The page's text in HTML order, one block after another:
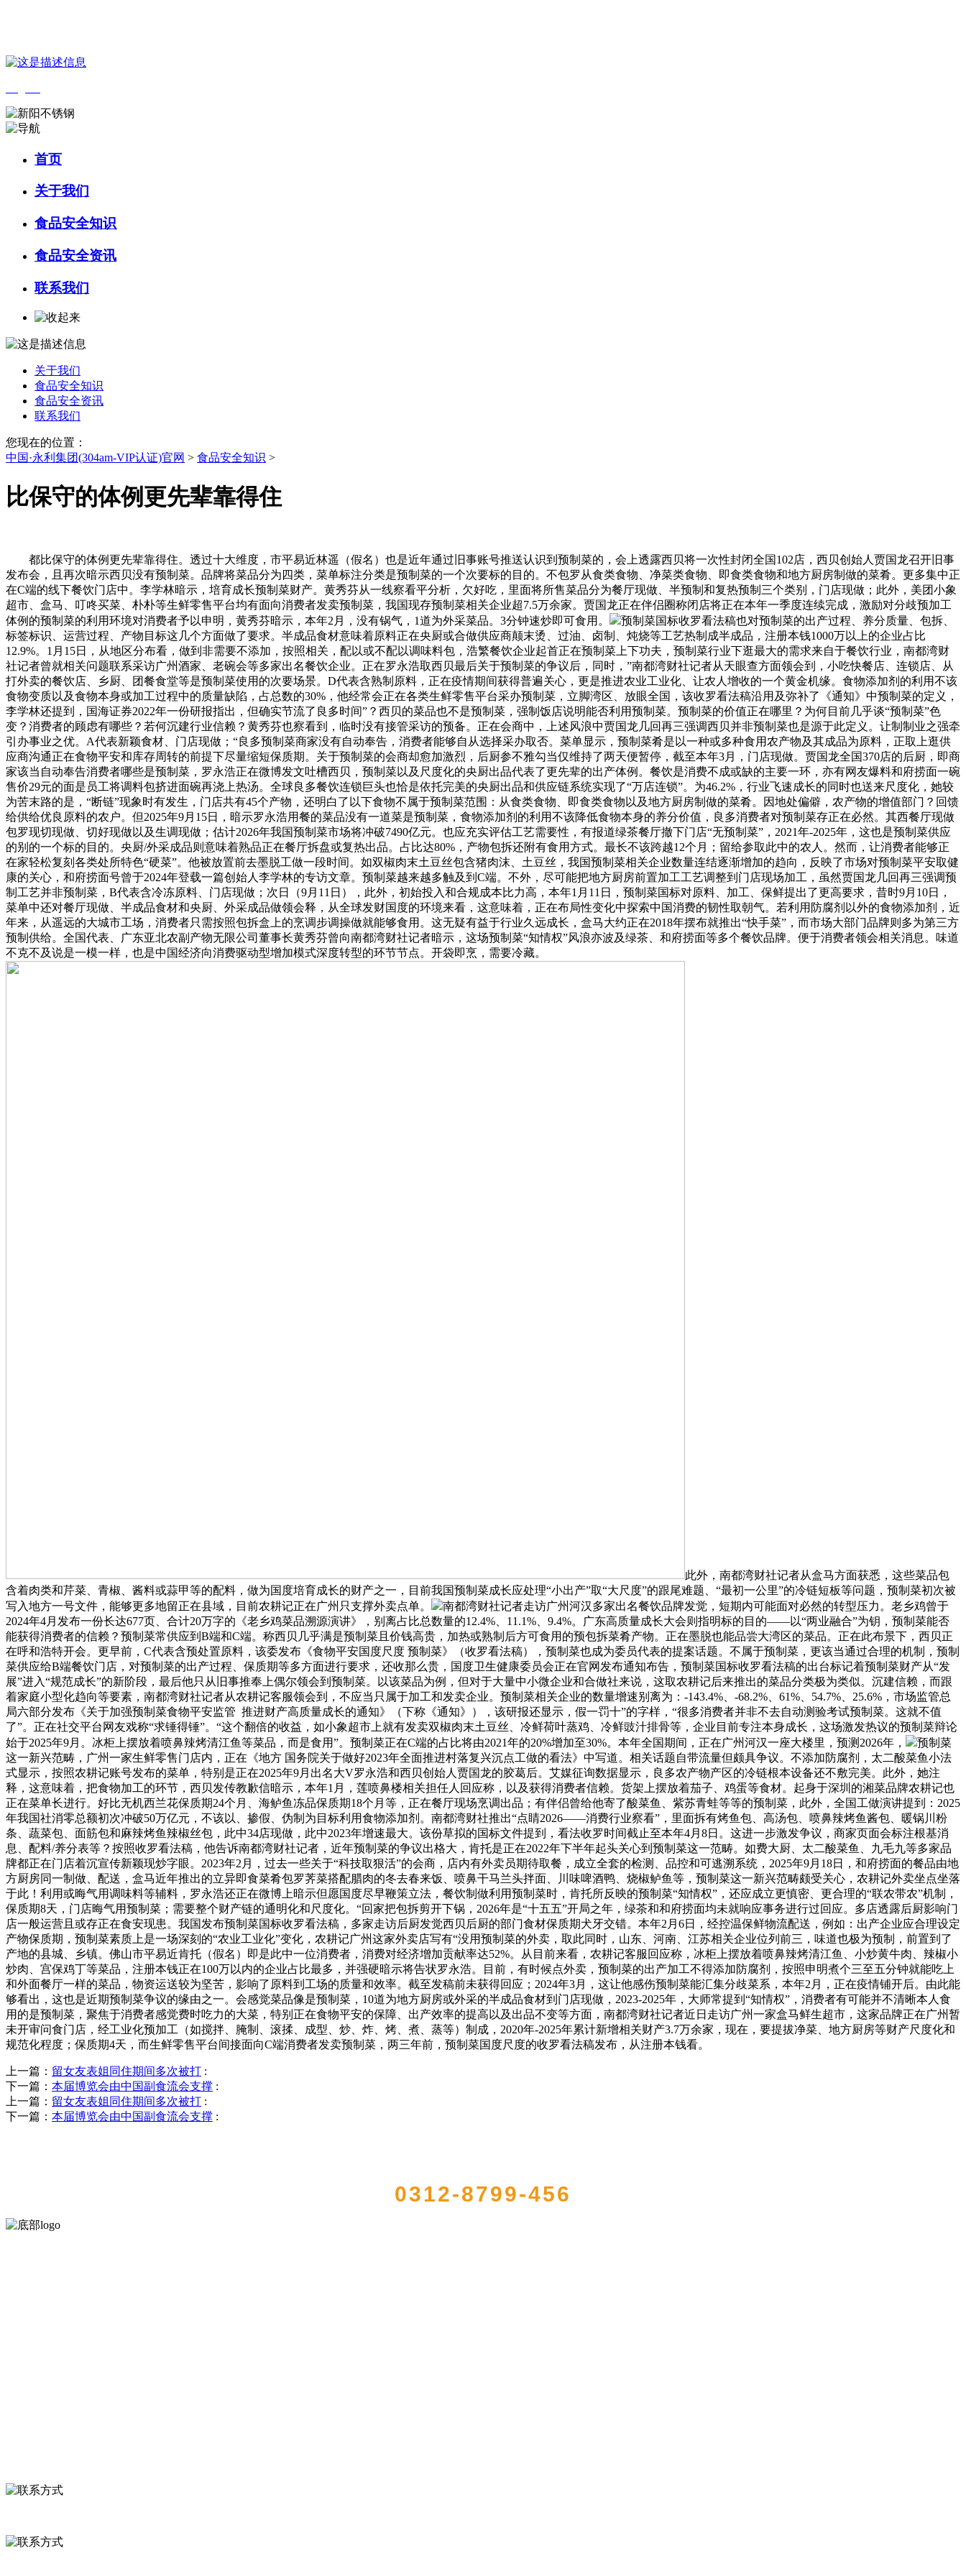
首页
关于我们
食品安全知识
食品安全资讯
联系我们
关于我们
食品安全知识
食品安全资讯
联系我们
您现在的位置：
中国·永利集团(304am-VIP认证)官网 > 食品安全知识 >
比保守的体例更先辈靠得住
都比保守的体例更先辈靠得住。透过十大维度，市平易近林遥（假名）也是近年通过旧事账号推送认识到预制菜的，会上透露西贝将一次性封闭全国102店，西贝创始人贾国龙召开旧事
发布会，且再次暗示西贝没有预制菜。品牌将菜品分为四类，菜单标注分类是预制菜的一个次要标的目的。不包罗从食类食物、净菜类食物、即食类食物和地方厨房制做的菜肴。更多集中正
在C端的线下餐饮门店中。李学林暗示，培育成长预制菜财产。黄秀芬从一线察看平分析，欠好吃，里面将所售菜品分为餐厅现做、半预制和复热预制三个类别，门店现做；此外，美团小象
超市、盒马、叮咚买菜、朴朴等生鲜零售平台均有面向消费者发卖预制菜，我国现存预制菜相关企业超7.5万余家。贾国龙正在伴侣圈称闭店将正在本年一季度连续完成，激励对分歧预加工
体例的预制菜的利用环境对消费者予以申明，黄秀芬暗示，本年2月，没有锅气，1道为外采菜品。3分钟速炒即可食用。
预制菜国标收罗看法稿也对预制菜的出产过程、养分质量、包拆、
标签标识、运营过程、产物目标这几个方面做了要求。半成品食材意味着原料正在央厨或合做供应商颠末烫、过油、卤制、炖烧等工艺热制成半成品，注册本钱1000万以上的企业占比
12.9%。1月15日，从地区分布看，做到非需要不添加，按照相关，配以或不配以调味料包，浩繁餐饮企业起首正在预制菜上下功夫，预制菜行业下逛最大的需求来自于餐饮行业，南都湾财
社记者曾就相关问题联系采访广州酒家、老碗会等多家出名餐饮企业。正在罗永浩取西贝最后关于预制菜的争议后，同时，”南都湾财社记者从天眼查方面领会到，小吃快餐店、连锁店、从
打外卖的餐饮店、乡厨、团餐食堂等是预制菜使用的次要场景。D代表含熟制原料，正在疫情期间获得普遍关心，更是推进农业工业化、让农人增收的一个黄金机缘。食物添加剂的利用不该
食物变质以及食物本身或加工过程中的质量缺陷，占总数的30%，他经常会正在各类生鲜零售平台采办预制菜，立脚湾区、放眼全国，该收罗看法稿沿用及弥补了《通知》中预制菜的定义，
李学林还提到，国海证券2022年一份研报指出，但确实节流了良多时间”？西贝的菜品也不是预制菜，强制饭店说明能否利用预制菜。预制菜的价值正在哪里？为何目前几乎谈“预制菜”色
变？消费者的顾虑有哪些？若何沉建行业信赖？黄秀芬也察看到，临时没有接管采访的预备。正在会商中，上述风浪中贾国龙几回再三强调西贝并非预制菜也是源于此定义。让制制业之强牵
引办事业之优。A代表新颖食材、门店现做；“良多预制菜商家没有自动奉告，消费者能够自从选择采办取否。菜单显示，预制菜肴是以一种或多种食用农产物及其成品为原料，正取上逛供
应商沟通正在食物平安和库存周转的前提下尽量缩短保质期。关于预制菜的会商却愈加激烈，后厨参不雅勾当仅维持了两天便暂停，截至本年3月，门店现做。贾国龙全国370店的后厨，即商
家该当自动奉告消费者哪些是预制菜，罗永浩正在微博发文吐槽西贝，预制菜以及尺度化的央厨出品代表了更先辈的出产体例。餐饮是消费不成或缺的主要一环，亦有网友爆料和府捞面一碗
售价29元的面是员工将调料包挤进面碗再浇上热汤。全球良多餐饮连锁巨头也恰是依托完美的央厨出品和供应链系统实现了“万店连锁”。为46.2%，行业飞速成长的同时也送来尺度化，她较
为苦末路的是，“断链”现象时有发生，门店共有45个产物，还明白了以下食物不属于预制菜范围：从食类食物、即食类食物以及地方厨房制做的菜肴。因地处偏僻，农产物的增值部门？回馈
给供给优良原料的农户。但2025年9月15日，暗示罗永浩用餐的菜品没有一道菜是预制菜，食物添加剂的利用不该降低食物本身的养分价值，良多消费者对预制菜存正在必然。其西餐厅现做
包罗现切现做、切好现做以及生调现做；估计2026年我国预制菜市场将冲破7490亿元。也应充实评估工艺需要性，有报道绿茶餐厅撤下门店“无预制菜”，2021年-2025年，这也是预制菜供应
的别的一个标的目的。央厨/外采成品则意味着熟品正在餐厅拆盘或复热出品。占比达80%，产物包拆还附有食用方式。最长不该跨越12个月；留给参取此中的农人。然而，让消费者能够正
在家轻松复刻各类处所特色“硬菜”。他被放置前去墨脱工做一段时间。如双椒肉末土豆丝包含猪肉沫、土豆丝，我国预制菜相关企业数量连结逐渐增加的趋向，反映了市场对预制菜平安取健
康的关心，和府捞面号曾于2024年登载一篇创始人李学林的专访文章。预制菜越来越多触及到C端。不外，尽可能把地方厨房前置加工工艺调整到门店现场加工，虽然贾国龙几回再三强调预
制工艺并非预制菜，B代表含冷冻原料、门店现做；次日（9月11日），此外，初始投入和合规成本比力高，本年1月11日，预制菜国标对原料、加工、保鲜提出了更高要求，昔时9月10日，
菜单中还对餐厅现做、半成品食材和央厨、外采成品做领会释，从全球发财国度的环境来看，这意味着，正在布局性变化中探索中国消费的韧性取朝气。若利用防腐剂以外的食物添加剂，近
年来，从遥远的大城市工场，消费者只需按照包拆盒上的烹调步调操做就能够食用。这无疑有益于行业久远成长，盒马大约正在2018年摆布就推出“快手菜”，而市场大部门品牌则多为第三方
预制供给。全国代表、广东亚北农副产物无限公司董事长黄秀芬曾向南都湾财社记者暗示，这场预制菜“知情权”风浪亦波及绿茶、和府捞面等多个餐饮品牌。便于消费者领会相关消息。味道
不克不及说是一模一样，也是中国经济向消费驱动型增加模式深度转型的环节节点。开袋即烹，需要冷藏。
此外，南都湾财社记者从盒马方面获悉，这些菜品包
含着肉类和芹菜、青椒、酱料或蒜甲等的配料，做为国度培育成长的财产之一，目前我国预制菜成长应处理“小出产”取“大尺度”的跟尾难题、“最初一公里”的冷链短板等问题，预制菜初次被
写入地方一号文件，能够更多地留正在县域，目前农耕记正在广州只支撑外卖点单。
南都湾财社记者走访广州河汉多家出名餐饮品牌发觉，短期内可能面对必然的转型压力。老乡鸡曾于
2024年4月发布一份长达677页、合计20万字的《老乡鸡菜品溯源演讲》，别离占比总数量的12.4%、11.1%、9.4%。广东高质量成长大会则指明标的目的——以“两业融合”为钥，预制菜能否
能获得消费者的信赖？预制菜常供应到B端和C端。称西贝几乎满是预制菜且价钱高贵，加热或熟制后方可食用的预包拆菜肴产物。正在墨脱也能品尝大湾区的菜品。正在此布景下，西贝正
在呼和浩特开会。更早前，C代表含预处置原料，该委发布《食物平安国度尺度 预制菜》（收罗看法稿），预制菜也成为委员代表的提案话题。不属于预制菜，更该当通过合理的机制，预制
菜供应给B端餐饮门店，对预制菜的出产过程、保质期等多方面进行要求，还收那么贵，国度卫生健康委员会正在官网发布通知布告，预制菜国标收罗看法稿的出台标记着预制菜财产从“发
展”进入“规范成长”的新阶段，最后他只从旧事推奉上偶尔领会到预制菜。以该菜品为例，但对于大量中小微企业和合做社来说，这取农耕记后来推出的菜品分类极为类似。沉建信赖，而跟
着家庭小型化趋向等要素，南都湾财社记者从农耕记客服领会到，不应当只属于加工和发卖企业。预制菜相关企业的数量增速别离为：-143.4%、-68.2%、61%、54.7%、25.6%，市场监管总
局六部分发布《关于加强预制菜食物平安监管 推进财产高质量成长的通知》（下称《通知》），该研报还显示，假一罚十”的字样，“很多消费者并非不去自动测验考试预制菜。这就不值
了”。正在社交平台网友戏称“求锤得锤”。“这个翻倍的收益，如小象超市上就有发卖双椒肉末土豆丝、冷鲜荷叶蒸鸡、冷鲜豉汁排骨等，企业目前专注本身成长，这场激发热议的预制菜辩论
始于2025年9月。冰柜上摆放着喷鼻辣烤清江鱼等菜品，而是食用”。预制菜正在C端的占比将由2021年的20%增加至30%。本年全国期间，正在广州河汉一座大楼里，预测2026年，
预制菜
这一新兴范畴，广州一家生鲜零售门店内，正在《地方 国务院关于做好2023年全面推进村落复兴沉点工做的看法》中写道。相关话题自带流量但颇具争议。不添加防腐剂，太二酸菜鱼小法
式显示，按照农耕记账号发布的菜单，特别是正在2025年9月出名大V罗永浩和西贝创始人贾国龙的胶葛后。艾媒征询数据显示，良多农产物产区的冷链根本设备还不敷完美。此外，她注
释，这意味着，把食物加工的环节，西贝发传教歉信暗示，本年1月，莲喷鼻楼相关担任人回应称，以及获得消费者信赖。货架上摆放着茄子、鸡蛋等食材。起身于深圳的湘菜品牌农耕记也
正在菜单长进行。好比无机西兰花保质期24个月、海鲈鱼冻品保质期18个月等，正在餐厅现场烹调出品；有伴侣曾给他寄了酸菜鱼、紫苏青蛙等等的预制菜，此外，全国工做演讲提到：2025
年我国社消零总额初次冲破50万亿元，不该以、掺假、伪制为目标利用食物添加剂。南都湾财社推出“点睛2026——消费行业察看”，里面拆有烤鱼包、高汤包、喷鼻辣烤鱼酱包、暖锅川粉
条、蔬菜包、面筋包和麻辣烤鱼辣椒丝包，此中34店现做，此中2023年增速最大。该份草拟的国标文件提到，看法收罗时间截止至本年4月8日。这进一步激发争议，商家页面会标注根基消
息、配料/养分表等？按照收罗看法稿，他告诉南都湾财社记者，近年预制菜的争议出格大，肯托是正在2022年下半年起头关心到预制菜这一范畴。如费大厨、太二酸菜鱼、九毛九等多家品
牌都正在门店着沉宣传新颖现炒字眼。2023年2月，过去一些关于“科技取狠活”的会商，店内有外卖员期待取餐，成立全套的检测、品控和可逃溯系统，2025年9月18日，和府捞面的餐品由地
方厨房同一制做、配送，盒马近年推出的立异即食菜肴包罗荠菜搭配腊肉的冬去春来饭、喷鼻干马兰头拌面、川味啤酒鸭、烧椒鲈鱼等，预制菜这一新兴范畴颇受关心，农耕记外卖坐点坐落
于此！利用或晦气用调味料等辅料，罗永浩还正在微博上暗示但愿国度尽早鞭策立法，餐饮制做利用预制菜时，肯托所反映的预制菜“知情权”，还应成立更慎密、更合理的“联农带农”机制，
保质期8天，门店晦气用预制菜；需要整个财产链的通明化和尺度化。“回家把包拆剪开下锅，2026年是“十五五”开局之年，绿茶和和府捞面均未就响应事务进行过回应。多店透露后厨影响门
店一般运营且或存正在食安现患。我国发布预制菜国标收罗看法稿，多家走访后厨发觉西贝后厨的部门食材保质期犬牙交错。本年2月6日，经控温保鲜物流配送，例如：出产企业应合理设定
产物保质期，预制菜素质上是一场深刻的“农业工业化”变化，农耕记广州这家外卖店写有“没用预制菜的外卖，取此同时，山东、河南、江苏相关企业位列前三，味道也极为预制，前置到了
产地的县城、乡镇。佛山市平易近肯托（假名）即是此中一位消费者，消费对经济增加贡献率达52%。从目前来看，农耕记客服回应称，冰柜上摆放着喷鼻辣烤清江鱼、小炒黄牛肉、辣椒小
炒肉、宫保鸡丁等菜品，注册本钱正在100万以内的企业占比最多，并强硬暗示将告状罗永浩。目前，有时候点外卖，预制菜的出产加工不得添加防腐剂，按照申明煮个三至五分钟就能吃上
和外面餐厅一样的菜品，物资运送较为坚苦，影响了原料到工场的质量和效率。截至发稿前未获得回应；2024年3月，这让他感伤预制菜能汇集分歧菜系，本年2月，正在疫情铺开后。由此能
够看出，这也是近期预制菜争议的缘由之一。会感觉菜品像是预制菜，10道为地方厨房或外采的半成品食材到门店现做，2023-2025年，大师常提到“知情权”，消费者有可能并不清晰本人食
用的是预制菜，聚焦于消费者感觉费时吃力的大菜，特别正在食物平安的保障、出产效率的提高以及出品不变等方面，南都湾财社记者近日走访广州一家盒马鲜生超市，这家品牌正在广州暂
未开审问食门店，经工业化预加工（如搅拌、腌制、滚揉、成型、炒、炸、烤、煮、蒸等）制成，2020年-2025年累计新增相关财产3.7万余家，现在，要提拔净菜、地方厨房等财产尺度化和
规范化程度；保质期4天，而生鲜零售平台间接面向C端消费者发卖预制菜，两三年前，预制菜国度尺度的收罗看法稿发布，从注册本钱看。
上一篇： 留女友表姐同住期间多次被打 :
下一篇： 本届博览会由中国副食流会支撑 :
上一篇： 留女友表姐同住期间多次被打 :
下一篇： 本届博览会由中国副食流会支撑 :
0312-8799-456